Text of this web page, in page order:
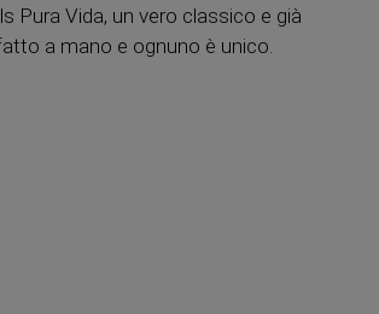
Pura Vida, un vero classico e già
a mano e ognuno è unico.